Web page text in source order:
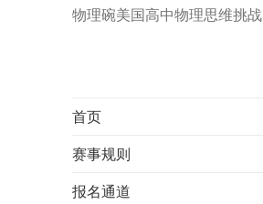
物理碗美国高中物理思维挑战
首页
赛事规则
报名通道